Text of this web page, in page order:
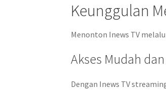
Keunggulan
Menonton Inews TV
Akses Mudah
Dengan Inews TV